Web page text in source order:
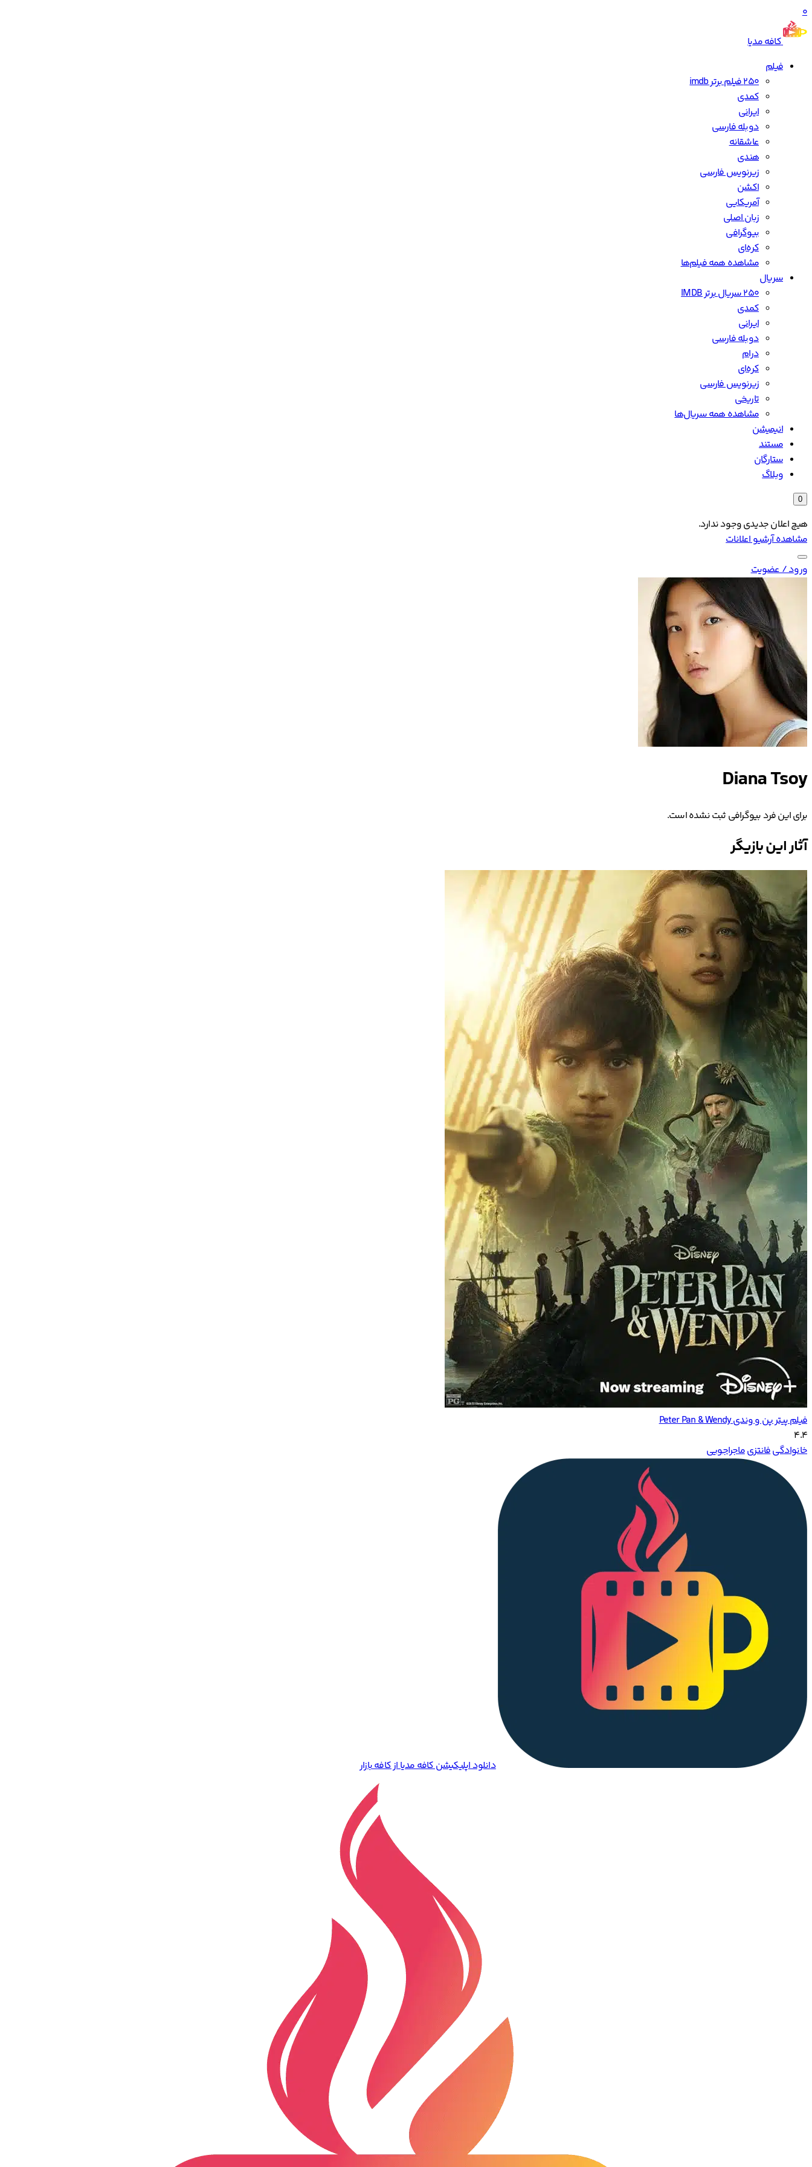
0
کافه مدیا
فیلم
250 فیلم برتر imdb
کمدی
ایرانی
دوبله فارسی
عاشقانه
هندی
زیرنویس فارسی
اکشن
آمریکایی
زبان اصلی
بیوگرافی
کره‌ای
مشاهده همه فیلم‌ها
سریال
۲۵۰ سریال برتر IMDB
کمدی
ایرانی
دوبله فارسی
درام
کره‌ای
زیرنویس فارسی
تاریخی
مشاهده همه سریال‌ها
انیمیشن
مستند
ستارگان
وبلاگ
0
هیچ اعلان جدیدی وجود ندارد.
مشاهده آرشیو اعلانات
ورود / عضویت
Diana Tsoy
برای این فرد بیوگرافی ثبت نشده است.
آثار این بازیگر
فیلم پیتر پن و وندی Peter Pan & Wendy
4.4
خانوادگیفانتزیماجراجویی
دانلود اپلیکیشن کافه مدیا از کافه بازار